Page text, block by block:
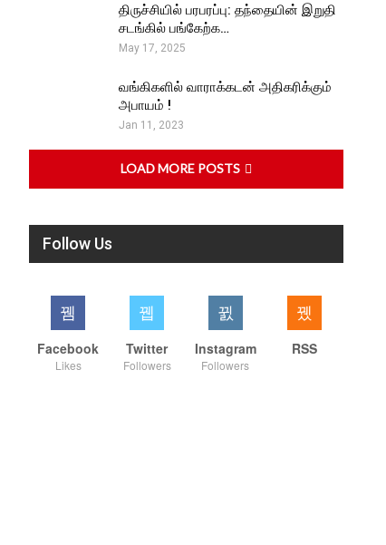
திருச்சியில் பரபரப்பு: தந்தையின் இறுதி
சடங்கில் பங்கேற்க…
May 17, 2025
வங்கிகளில் வாராக்கடன் அதிகரிக்கும்
அபாயம் !
Jan 11, 2023
LOAD MORE POSTS
Follow Us
Facebook
Likes
Twitter
Followers
Instagram
Followers
RSS